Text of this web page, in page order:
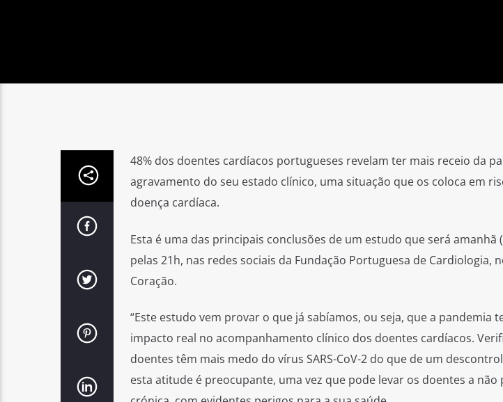
48% dos doentes cardíacos portugueses revelam ter mais receio da
agravamento do seu estado clínico, uma situação que os coloca em
doença cardíaca.
Esta é uma das principais conclusões de um estudo que será
pelas 21h, nas redes sociais da Fundação Portuguesa de Cardiologia,
Coração.
“Este estudo vem provar o que já sabíamos, ou seja, que a pandemia
impacto real no acompanhamento clínico dos doentes cardíacos.
doentes têm mais medo do vírus SARS-CoV-2 do que de um
esta atitude é preocupante, uma vez que pode levar os doentes a